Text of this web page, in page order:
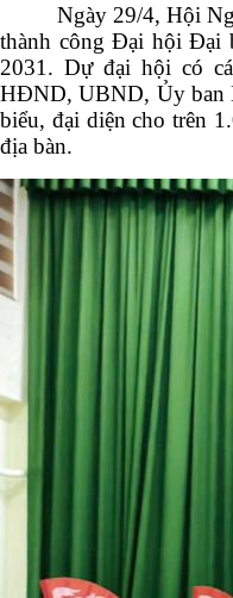
Ngày 29/4, Hội
thành công Đại hội Đại
2031. Dự đại hội có
HĐND, UBND, Ủy ban
biểu, đại diện cho trên
địa bàn.